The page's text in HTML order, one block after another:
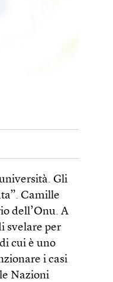
Gli
Camille
dell’Onu. A
svelare per
cui è uno
i casi
Nazioni